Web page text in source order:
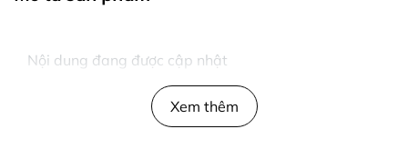
Nội dung đang được cập nhật
Xem thêm